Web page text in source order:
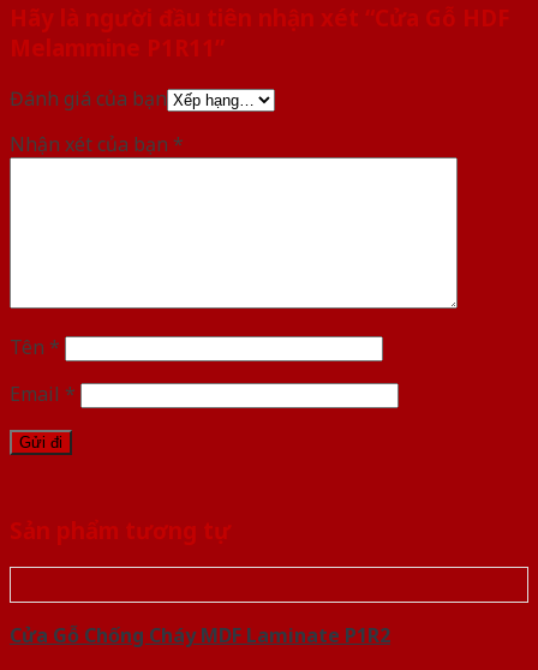
Hãy là người đầu tiên nhận xét “Cửa Gỗ HDF
Melammine P1R11”
Đánh giá của bạn
Nhận xét của bạn *
Tên *
Email *
Sản phẩm tương tự
Cửa Gỗ Chống Cháy MDF Laminate P1R2